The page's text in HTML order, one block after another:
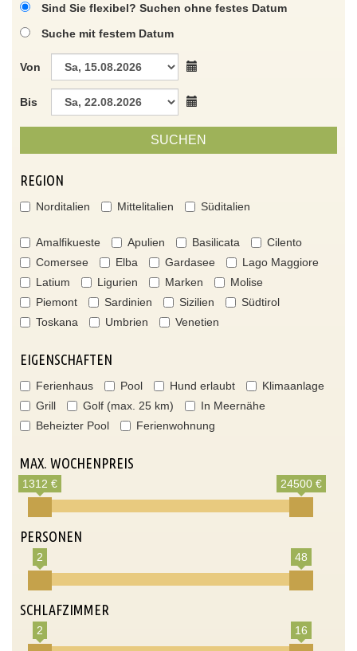
Sind Sie flexibel? Suchen ohne festes Datum
Suche mit festem Datum
Von
Bis
SUCHEN
REGION
Norditalien Mittelitalien Süditalien
Amalfikueste Apulien Basilicata
Cilento
Comersee
Elba Gardasee
Lago Maggiore
Latium
Ligurien Marken
Molise
Piemont
Sardinien Sizilien
Südtirol
Toskana
Umbrien Venetien
EIGENSCHAFTEN
Ferienhaus Pool Hund erlaubt
Klimaanlage
Grill
Golf (max. 25 km)
In Meernähe
Beheizter Pool
Ferienwohnung
MAX. WOCHENPREIS
1312 € 24500 €
PERSONEN
2 48
SCHLAFZIMMER
2 16